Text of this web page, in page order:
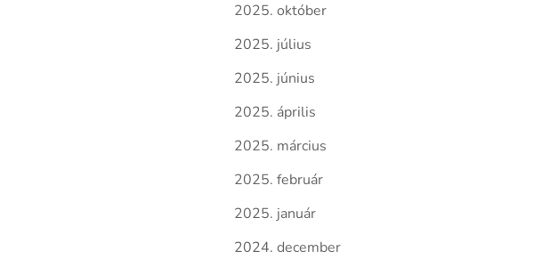
2025. október
2025. július
2025. június
2025. április
2025. március
2025. február
2025. január
2024. december